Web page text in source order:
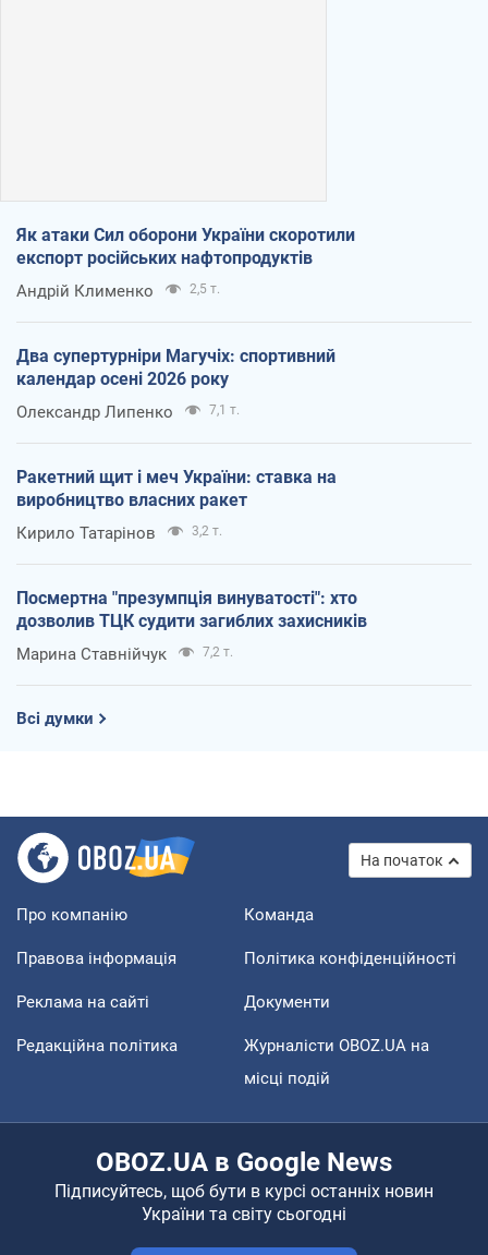
Як атаки Сил оборони України скоротили
експорт російських нафтопродуктів
Андрій Клименко 2,5 т.
Два супертурніри Магучіх: спортивний
календар осені 2026 року
Олександр Липенко 7,1 т.
Ракетний щит і меч України: ставка на
виробництво власних ракет
Кирило Татарінов 3,2 т.
Посмертна "презумпція винуватості": хто
дозволив ТЦК судити загиблих захисників
Марина Ставнійчук 7,2 т.
Всі думки
На початок
Про компанію Команда
Правова інформація Політика конфіденційності
Реклама на сайті Документи
Редакційна політика
Журналісти OBOZ.UA на
місці подій
OBOZ.UA в Google News
Підписуйтесь, щоб бути в курсі останніх новин
України та світу сьогодні